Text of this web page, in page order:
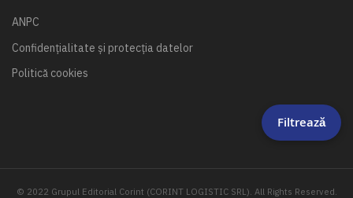
ANPC
Confidențialitate și protecția datelor
Politică cookies
© 2022 Grupul Editorial Corint (CORINT LOGISTIC SRL). All Rights Reserved.
Filtrează